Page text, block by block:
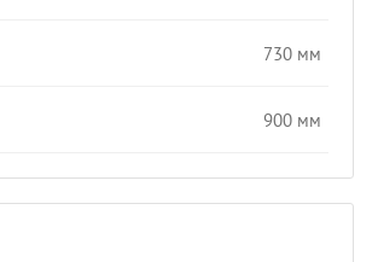
730 мм
900 мм